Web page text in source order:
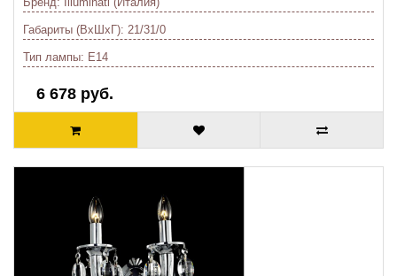
Габариты (ВхШхГ): 21/31/0
Тип лампы: E14
6 678 руб.